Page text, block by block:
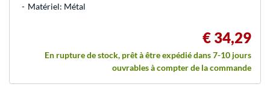
Matériel: Métal
€ 34,29
En rupture de stock, prêt à être expédié dans 7-10 jours
ouvrables à compter de la commande